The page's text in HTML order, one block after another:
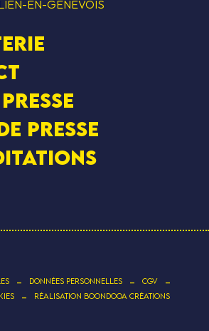
EN-GENEVOIS
presse
presse
- DONNÉES PERSONNELLES - CGV -
- RÉALISATION BOONDOOA CRÉATIONS